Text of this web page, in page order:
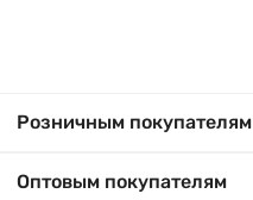
Розничным покупателям
Оптовым покупателям